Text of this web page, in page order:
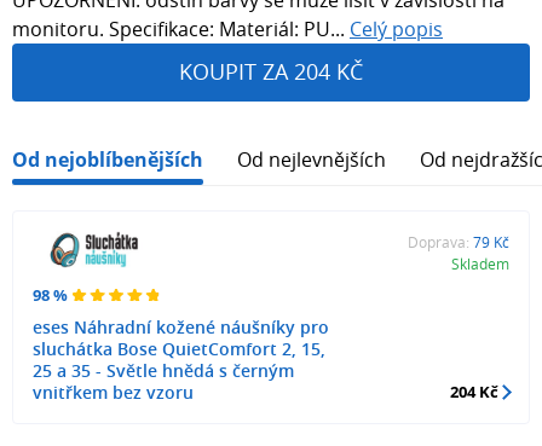
monitoru. Specifikace: Materiál: PU... Celý popis
KOUPIT ZA 204 KČ
Od nejoblíbenějších Od nejlevnějších Od
98 %
eses Náhradní kožené náušníky pro
sluchátka Bose QuietComfort 2, 15,
25 a 35 - Světle hnědá s černým
vnitřkem bez vzoru
Doprava: 79 Kč
Skladem
204 Kč